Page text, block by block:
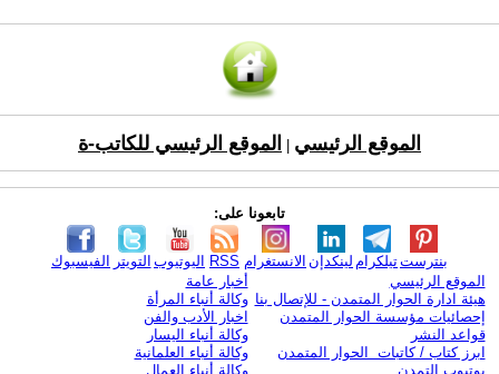
الموقع الرئيسي الموقع الرئيسي للكاتب-ة
تابعونا على:
الفيسبوك التويتر اليوتيوب RSS الانستغرام لينكدإن تيلكرامبنترست
الموقع الرئيسي
هيئة ادارة الحوار المتمدن - للإتصال بنا
إحصائيات مؤسسة الحوار المتمدن
قواعد النشر
ابرز كتاب / كاتبات الحوار المتمدن
يوتيوب التمدن
أخبار عامة
وكالة أنباء المرأة
اخبار الأدب والفن
وكالة أنباء اليسار
وكالة أنباء العلمانية
وكالة أنباء العمال